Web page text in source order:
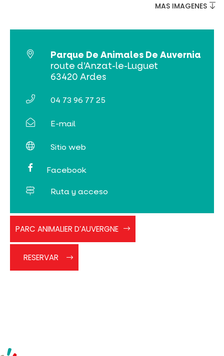
Venta de entradas en línea
Buscar
MAS IMAGENES
Parque De Animales De Auvernia
route d’Anzat-le-Luguet
63420 Ardes
04 73 96 77 25
E-mail
Sitio web
Facebook
Ruta y acceso
PARC ANIMALIER D’AUVERGNE
RESERVAR